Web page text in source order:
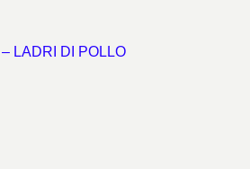
LADRI DI POLLO